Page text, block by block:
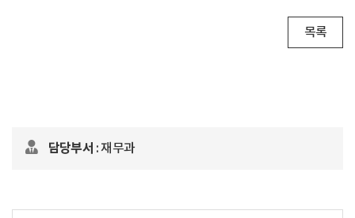
목록
담당부서 : 재무과